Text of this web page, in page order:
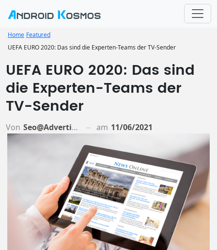
Home Featured
UEFA EURO 2020: Das sind die Experten-Teams der TV-Sender
UEFA EURO 2020: Das sind
die Experten-Teams der
TV-Sender
Von Seo@advertiso.de am 11/06/2021